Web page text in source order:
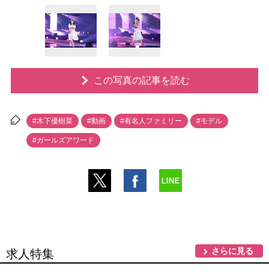
この写真の記事を読む
#木下優樹菜 #動画 #有名人ファミリー #モデル
#ガールズアワード
求人特集 さらに見る